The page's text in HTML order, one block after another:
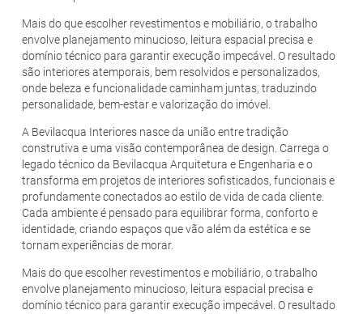
Mais do que escolher revestimentos e mobiliário, o trabalho
envolve planejamento minucioso, leitura espacial precisa e
domínio técnico para garantir execução impecável. O resultado
são interiores atemporais, bem resolvidos e personalizados,
onde beleza e funcionalidade caminham juntas, traduzindo
personalidade, bem-estar e valorização do imóvel.
A Bevilacqua Interiores nasce da união entre tradição
construtiva e uma visão contemporânea de design. Carrega o
legado técnico da Bevilacqua Arquitetura e Engenharia e o
transforma em projetos de interiores sofisticados, funcionais e
profundamente conectados ao estilo de vida de cada cliente.
Cada ambiente é pensado para equilibrar forma, conforto e
identidade, criando espaços que vão além da estética e se
tornam experiências de morar.
Mais do que escolher revestimentos e mobiliário, o trabalho
envolve planejamento minucioso, leitura espacial precisa e
domínio técnico para garantir execução impecável. O resultado